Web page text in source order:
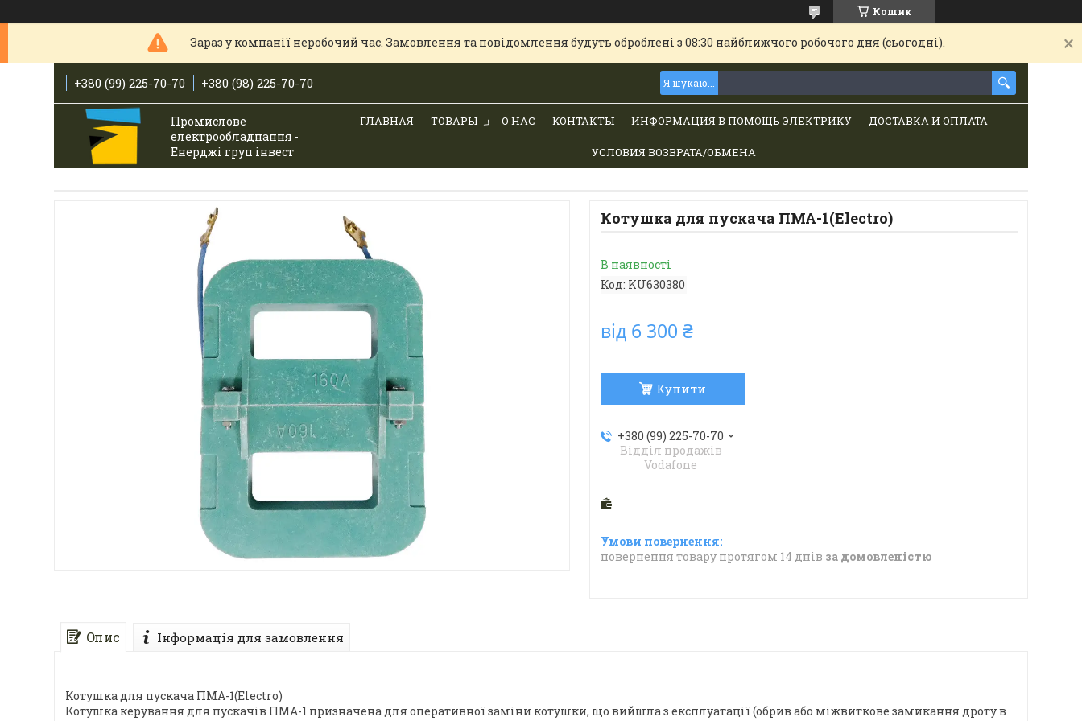
Кошик
Зараз у компанії неробочий час. Замовлення та повідомлення будуть оброблені з 08:30 найближчого робочого дня (сьогодні).
+380 (99) 225-70-70 +380 (98) 225-70-70
Промислове
електрообладнання -
Енерджі груп інвест
ГЛАВНАЯ ТОВАРЫ О НАС КОНТАКТЫ ИНФОРМАЦИЯ В ПОМОЩЬ ЭЛЕКТРИКУ ДОСТАВКА И ОПЛАТА
УСЛОВИЯ ВОЗВРАТА/ОБМЕНА
Котушка для пускача ПМА-1(Electro)
В наявності
Код: KU630380
від 6 300 ₴
Купити
+380 (99) 225-70-70
Відділ продажів
Vodafone
повернення товару протягом 14 днів за домовленістю
Опис Інформація для замовлення
Котушка для пускача ПМА-1(Electro)
Котушка керування для пускачів ПМА-1 призначена для оперативної заміни котушки, що вийшла з експлуатації (обрив або міжвиткове замикання дроту в